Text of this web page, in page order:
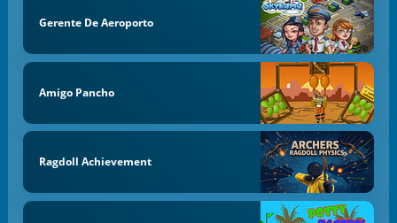
Gerente De Aeroporto
Amigo Pancho
Ragdoll Achievement